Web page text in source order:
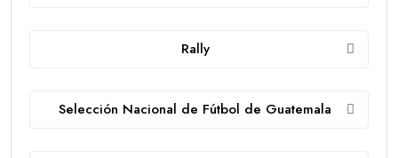
Rally
Selección Nacional de Fútbol de Guatemala